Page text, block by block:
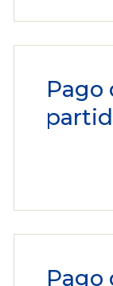
Pago
Pago